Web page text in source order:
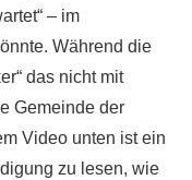
– im
Während die
das nicht mit
Gemeinde der
Video unten ist ein
zu lesen, wie